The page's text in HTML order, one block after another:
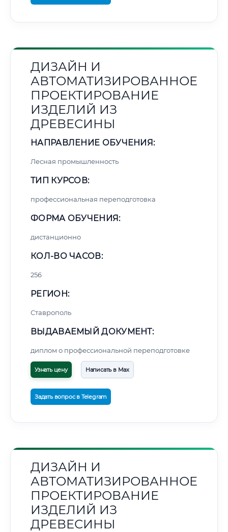
ДИЗАЙН И
АВТОМАТИЗИРОВАННОЕ
ПРОЕКТИРОВАНИЕ
ИЗДЕЛИЙ ИЗ
ДРЕВЕСИНЫ
НАПРАВЛЕНИЕ ОБУЧЕНИЯ:
Лесная промышленность
ТИП КУРСОВ:
профессиональная переподготовка
ФОРМА ОБУЧЕНИЯ:
дистанционно
КОЛ-ВО ЧАСОВ:
256
РЕГИОН:
Ставрополь
ВЫДАВАЕМЫЙ ДОКУМЕНТ:
диплом о профессиональной переподготовке
Узнать цену Написать в Max
Задать вопрос в Telegram
ДИЗАЙН И
АВТОМАТИЗИРОВАННОЕ
ПРОЕКТИРОВАНИЕ
ИЗДЕЛИЙ ИЗ
ДРЕВЕСИНЫ